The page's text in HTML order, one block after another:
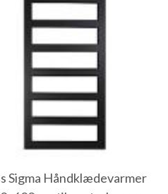
Sigma Håndklædevarmer